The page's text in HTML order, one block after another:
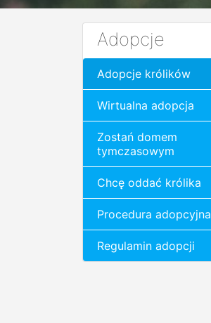
Adopcje
Adopcje królików
Wirtualna adopcja
Zostań domem
tymczasowym
Chcę oddać królika
Procedura adopcyjna
Regulamin adopcji